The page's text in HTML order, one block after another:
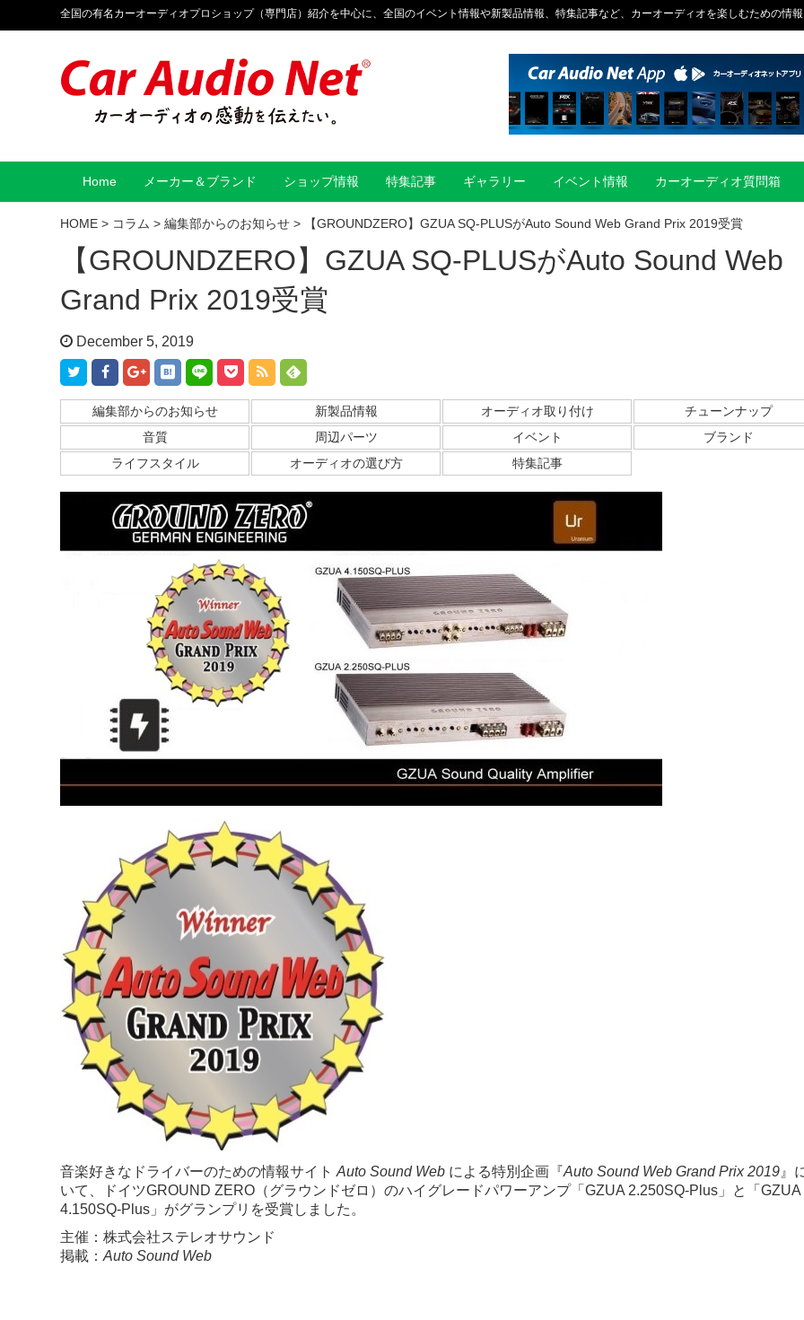
全国の有名カーオーディオプロショップ（専門店）紹介を中心に、全国のイベント情報や新製品情報、特集記事など、カーオーディオを楽しむための情
Home メーカー＆ブランド ショップ情報 特集記事 ギャラリー イベント情報 カーオーディオ質問箱
HOME > コラム > 編集部からのお知らせ > 【GROUNDZERO】GZUA SQ-PLUSがAuto Sound Web Grand Prix 2019受賞
【GROUNDZERO】GZUA SQ-PLUSがAuto Sound Web
Grand Prix 2019受賞
December 5, 2019
編集部からのお知らせ 新製品情報 オーディオ取り付け
チューンナップ
音質
周辺パーツ イベント
ブランド
ライフスタイル
オーディオの選び方 特集記事
音楽好きなドライバーのための情報サイト Auto Sound Web による特別企画『Auto Sound Web Grand Prix 2019 』
いて、
ドイツGROUND ZERO（グラウンドゼロ） のハイグレードパワーアンプ「GZUA 2.250SQ-Plus」と「GZUA
4.150SQ-Plus」 がグランプリを受賞しました。
主催： 株式会社ステレオサウンド
掲載： Auto Sound Web